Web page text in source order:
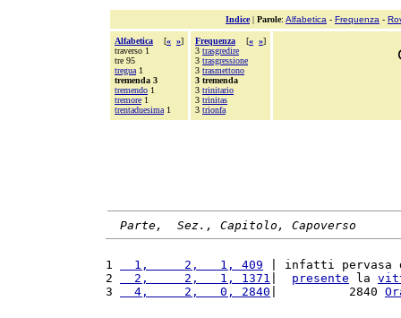
Indice| Parole: Alfabetica - Frequenza -
Alfabetica [« »]
traverso 1
tre 95
tregua 1
tremenda 3
tremendo 1
tremore 1
trentaduesima 1
Frequenza [« »]
3 trasgredire
3 trasgressione
3 trasmettono
3 tremenda
3 trinitario
3 trinitas
3 trionfa
Parte,  Sez., Capitolo, Capoverso
1
  1,     2,   1, 409
| infatti pervasa
2
  2,     2,   1, 1371
presente la
3
  4,     2,   0, 2840
|          2840